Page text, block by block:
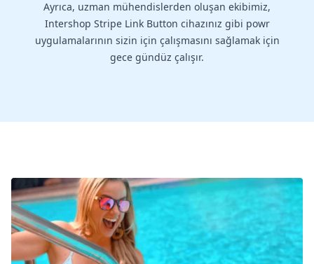
Ayrıca, uzman mühendislerden oluşan ekibimiz,
Intershop Stripe Link Button cihazınız gibi powr
uygulamalarının sizin için çalışmasını sağlamak için
gece gündüz çalışır.